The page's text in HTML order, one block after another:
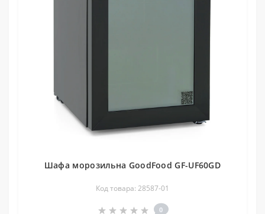
Шафа морозильна GoodFood GF-UF60GD
Код товара: 28587-01
0